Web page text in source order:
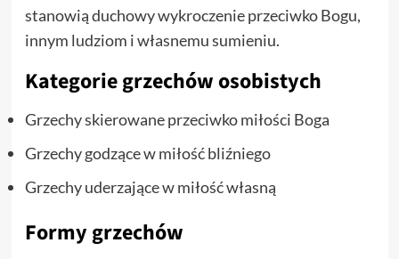
stanowią duchowy wykroczenie przeciwko Bogu,
innym ludziom i własnemu sumieniu.
Kategorie grzechów osobistych
Grzechy skierowane przeciwko miłości Boga
Grzechy godzące w miłość bliźniego
Grzechy uderzające w miłość własną
Formy grzechów